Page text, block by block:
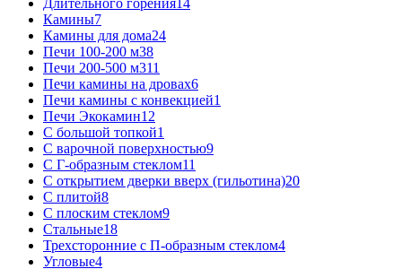
Камины7
Камины для дома24
Печи 100-200 м38
Печи 200-500 м311
Печи камины на дровах6
Печи камины с конвекцией1
Печи Экокамин12
С большой топкой1
С варочной поверхностью9
С Г-образным стеклом11
С открытием дверки вверх (гильотина)20
С плитой8
С плоским стеклом9
Стальные18
Трехсторонние с П-образным стеклом4
Угловые4